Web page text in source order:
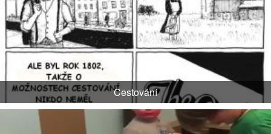
Cestování